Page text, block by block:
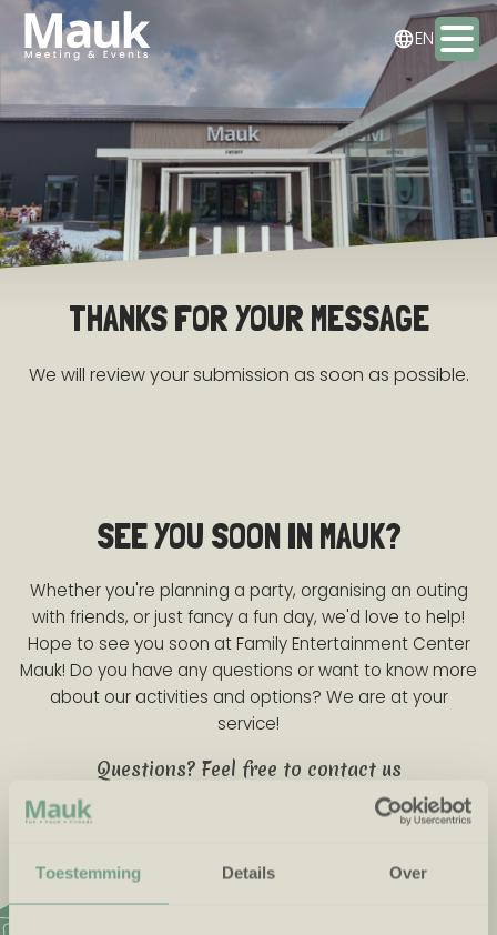
Toestemming Details Over
EN
NL
DE
Activities
Packages
Food & drinks
Staying the night
Meeting & Events
THANKS FOR YOUR MESSAGE
We will review your submission as soon as possible.
SEE YOU SOON IN MAUK?
Whether you're planning a party, organising an outing
with friends, or just fancy a fun day, we'd love to help!
Hope to see you soon at Family Entertainment Center
Mauk! Do you have any questions or want to know more
about our activities and options? We are at your
service!
Questions? Feel free to contact us
Frequently asked questions